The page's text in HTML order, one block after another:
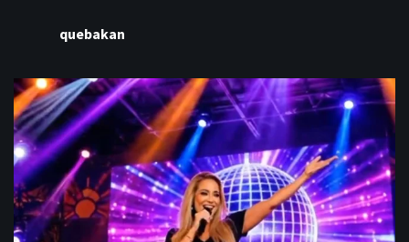
quebakan